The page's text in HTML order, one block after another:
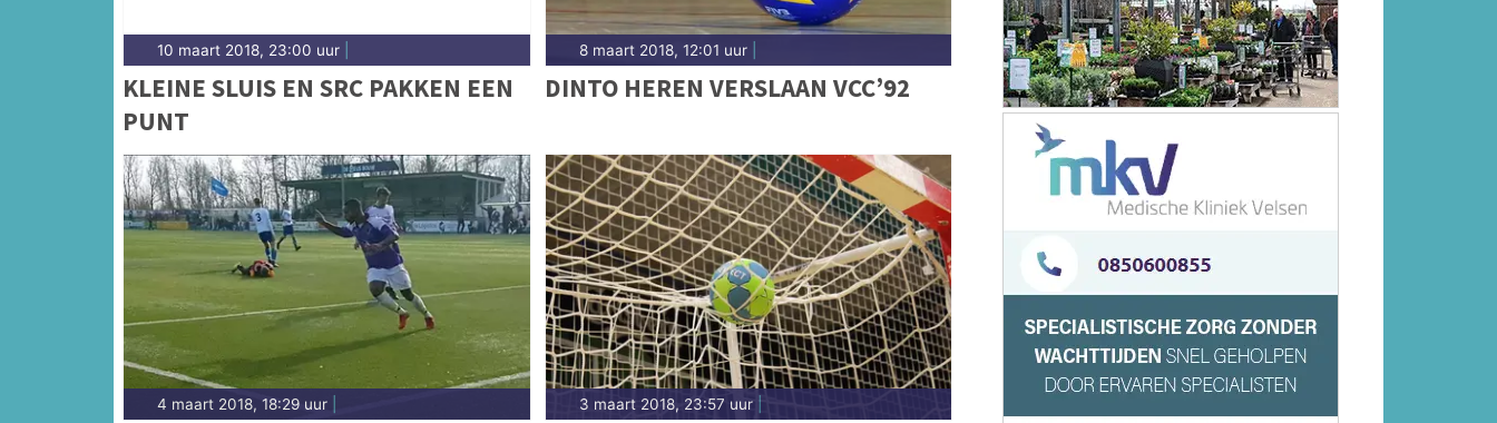
10 maart 2018, 23:00 uur
KLEINE SLUIS EN SRC PAKKEN EEN
PUNT
8 maart 2018, 12:01 uur|
DINTO HEREN VERSLAAN VCC’92
4 maart 2018, 18:29 uur 3 maart 2018, 23:57 uur|